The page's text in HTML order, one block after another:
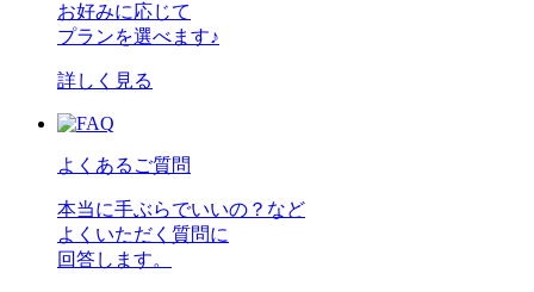
お好みに応じて
プランを選べます♪
詳しく見る
よくあるご質問
本当に手ぶらでいいの？など
よくいただく質問に
回答します。